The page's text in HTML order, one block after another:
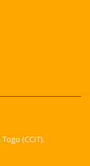
(CCIT).